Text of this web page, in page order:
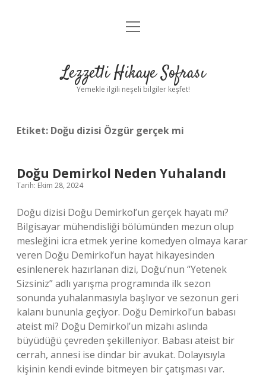
Anasayfa
Yasal Uyarı
menüyü
Lezzetli Hikaye Sofrası
Yemekle ilgili neşeli bilgiler keşfet!
Etiket: Doğu dizisi Özgür gerçek mi
Doğu Demirkol Neden Yuhalandı
Tarih: Ekim 28, 2024
Doğu dizisi Doğu Demirkol’un gerçek hayatı mı?
Bilgisayar mühendisliği bölümünden mezun olup
mesleğini icra etmek yerine komedyen olmaya karar
veren Doğu Demirkol’un hayat hikayesinden
esinlenerek hazırlanan dizi, Doğu’nun “Yetenek
Sizsiniz” adlı yarışma programında ilk sezon
sonunda yuhalanmasıyla başlıyor ve sezonun geri
kalanı bununla geçiyor. Doğu Demirkol’un babası
ateist mi? Doğu Demirkol’un mizahı aslında
büyüdüğü çevreden şekilleniyor. Babası ateist bir
cerrah, annesi ise dindar bir avukat. Dolayısıyla
kişinin kendi evinde bitmeyen bir çatışması var.